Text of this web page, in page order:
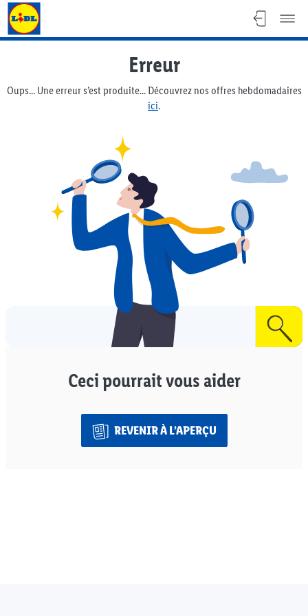
Lidl Flyer
Erreur
Oups... Une erreur s’est produite... Découvrez nos offres hebdomadaires
ici.
Ceci pourrait vous aider
REVENIR À L’APERÇU